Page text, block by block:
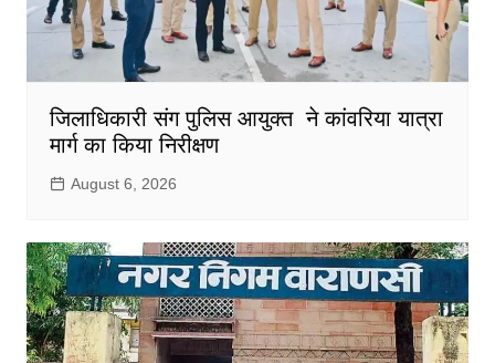
जिलाधिकारी संग पुलिस आयुक्त ने कांवरिया यात्रा
मार्ग का किया निरीक्षण
August 6, 2026